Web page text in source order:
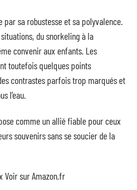
par sa robustesse et sa polyvalence.
du snorkeling à la
convenir aux enfants. Les
toutefois quelques points
contrastes parfois trop marqués et
l’eau.
comme un allié fiable pour ceux
souvenirs sans se soucier de la
Voir sur Amazon.fr